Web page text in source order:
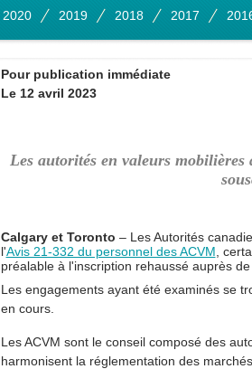
2020 2019 2018 2017
Pour publication immédiate
Le 12 avril 2023
Les autorités en valeurs
Calgary et Toronto – Les Autorités
l'Avis 21-332 du personnel des ACVM ,
préalable à l'inscription rehaussé auprès
Les engagements ayant été examinés se
en cours.
Les ACVM sont le conseil composé des
harmonisent la réglementation des